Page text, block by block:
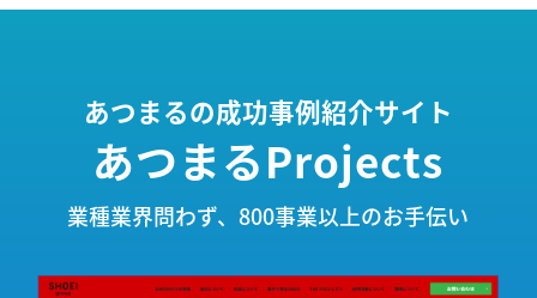
あつまるの成功事例紹介サイト
あつまるProjects
業種業界問わず、800事業以上のお手伝い